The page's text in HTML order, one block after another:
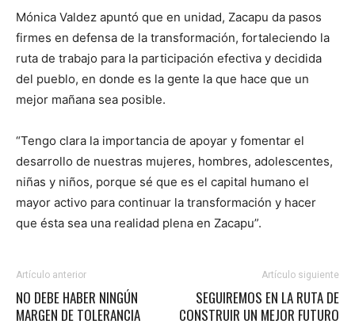
Mónica Valdez apuntó que en unidad, Zacapu da pasos
firmes en defensa de la transformación, fortaleciendo la
ruta de trabajo para la participación efectiva y decidida
del pueblo, en donde es la gente la que hace que un
mejor mañana sea posible.
“Tengo clara la importancia de apoyar y fomentar el
desarrollo de nuestras mujeres, hombres, adolescentes,
niñas y niños, porque sé que es el capital humano el
mayor activo para continuar la transformación y hacer
que ésta sea una realidad plena en Zacapu”.
Artículo anterior
NO DEBE HABER NINGÚN
MARGEN DE TOLERANCIA
Artículo siguiente
SEGUIREMOS EN LA RUTA DE
CONSTRUIR UN MEJOR FUTURO